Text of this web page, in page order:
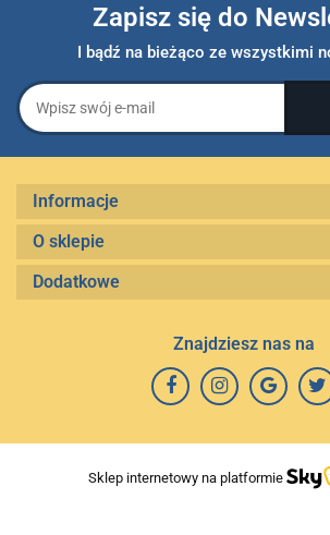
Zapisz się do
I bądź na bieżąco ze wszystkimi
Informacje
O sklepie
Dodatkowe
Znajdziesz nas na
Sklep internetowy na platformie